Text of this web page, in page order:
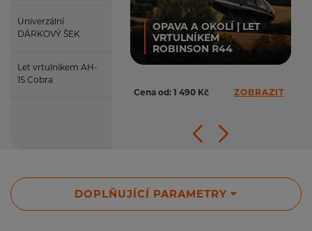
Univerzální
DÁRKOVÝ ŠEK
Let vrtulníkem AH-
1S Cobra
OPAVA A OKOLÍ | LET
VRTULNÍKEM
ROBINSON R44
Cena od: 1 490 Kč ZOBRAZIT
DOPLŇUJÍCÍ PARAMETRY